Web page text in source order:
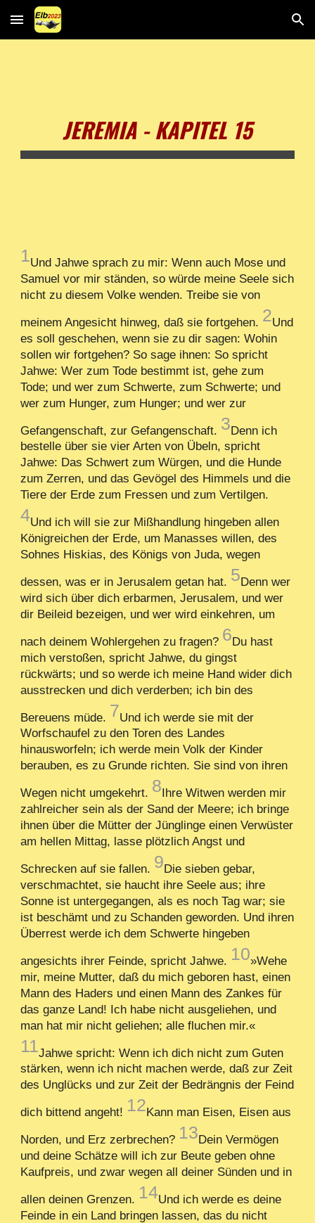
Skip to main content Skip to navigation
JEREMIA - KAPITEL 15
1Und Jahwe sprach zu mir: Wenn auch Mose und
Samuel vor mir ständen, so würde meine Seele sich
nicht zu diesem Volke wenden. Treibe sie von
meinem Angesicht hinweg, daß sie fortgehen. 2Und
es soll geschehen, wenn sie zu dir sagen: Wohin
sollen wir fortgehen? So sage ihnen: So spricht
Jahwe: Wer zum Tode bestimmt ist, gehe zum
Tode; und wer zum Schwerte, zum Schwerte; und
wer zum Hunger, zum Hunger; und wer zur
Gefangenschaft, zur Gefangenschaft. 3Denn ich
bestelle über sie vier Arten von Übeln, spricht
Jahwe: Das Schwert zum Würgen, und die Hunde
zum Zerren, und das Gevögel des Himmels und die
Tiere der Erde zum Fressen und zum Vertilgen.
4Und ich will sie zur Mißhandlung hingeben allen
Königreichen der Erde, um Manasses willen, des
Sohnes Hiskias, des Königs von Juda, wegen
dessen, was er in Jerusalem getan hat. 5Denn wer
wird sich über dich erbarmen, Jerusalem, und wer
dir Beileid bezeigen, und wer wird einkehren, um
nach deinem Wohlergehen zu fragen? 6Du hast
mich verstoßen, spricht Jahwe, du gingst
rückwärts; und so werde ich meine Hand wider dich
ausstrecken und dich verderben; ich bin des
Bereuens müde. 7Und ich werde sie mit der
Worfschaufel zu den Toren des Landes
hinausworfeln; ich werde mein Volk der Kinder
berauben, es zu Grunde richten. Sie sind von ihren
Wegen nicht umgekehrt. 8Ihre Witwen werden mir
zahlreicher sein als der Sand der Meere; ich bringe
ihnen über die Mütter der Jünglinge einen Verwüster
am hellen Mittag, lasse plötzlich Angst und
Schrecken auf sie fallen. 9Die sieben gebar,
verschmachtet, sie haucht ihre Seele aus; ihre
Sonne ist untergegangen, als es noch Tag war; sie
ist beschämt und zu Schanden geworden. Und ihren
Überrest werde ich dem Schwerte hingeben
angesichts ihrer Feinde, spricht Jahwe. 10»Wehe
mir, meine Mutter, daß du mich geboren hast, einen
Mann des Haders und einen Mann des Zankes für
das ganze Land! Ich habe nicht ausgeliehen, und
man hat mir nicht geliehen; alle fluchen mir.«
11Jahwe spricht: Wenn ich dich nicht zum Guten
stärken, wenn ich nicht machen werde, daß zur Zeit
des Unglücks und zur Zeit der Bedrängnis der Feind
dich bittend angeht! 12Kann man Eisen, Eisen aus
Norden, und Erz zerbrechen? 13Dein Vermögen
und deine Schätze will ich zur Beute geben ohne
Kaufpreis, und zwar wegen all deiner Sünden und in
allen deinen Grenzen. 14Und ich werde es deine
Feinde in ein Land bringen lassen, das du nicht